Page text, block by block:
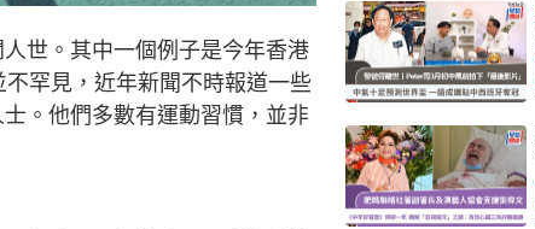
世。其中一個例子是今年香港
罕見，近年新聞不時報道一些
。他們多數有運動習慣，並非